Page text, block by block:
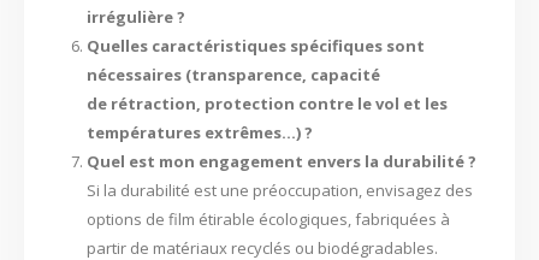
irrégulière ?
Quelles caractéristiques spécifiques sont
nécessaires (transparence, capacité
de rétraction, protection contre le vol et les
températures extrêmes…) ?
Quel est mon engagement envers la durabilité ?
Si la durabilité est une préoccupation, envisagez des
options de film étirable écologiques, fabriquées à
partir de matériaux recyclés ou biodégradables.